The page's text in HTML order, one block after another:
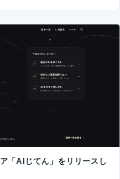
「AIじてん」をリリースし